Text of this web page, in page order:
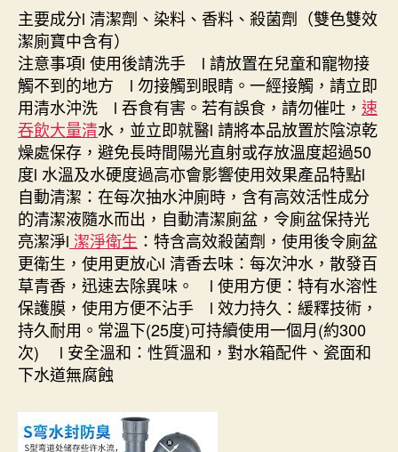
專
家，
渠
劑
通
渠
公
司，
通
渠
服
務
54485818
防
水
打
針，
高
中
主要成分l 清潔劑、染料、香料、殺菌劑（雙色雙效
潔廁寶中含有）
注意事項l 使用後請洗手 l 請放置在兒童和寵物接
觸不到的地方 l 勿接觸到眼睛。一經接觸，請立即
用清水沖洗 l 吞食有害。若有誤食，請勿催吐， 速
吞飲大量清水，並立即就醫l 請將本品放置於陰涼乾
燥處保存，避免長時間陽光直射或存放溫度超過50
度l 水溫及水硬度過高亦會影響使用效果產品特點l
自動清潔：在每次抽水沖廁時，含有高效活性成分
的清潔液隨水而出，自動清潔廁盆，令廁盆保持光
亮潔淨l 潔淨衛生 ：​​特含高效殺菌劑，使用後令廁盆
更衛生，使用更放心l 清香去味：每次沖水，散發百
草青香，迅速去除異味。 l 使用方便：特有水溶性
保護膜，使用方便不沾手 l 效力持久：緩釋技術，
持久耐用。常溫下(25度)可持續使用一個月(約300
次) l 安全溫和：性質溫和，對水箱配件、瓷面和
下水道無腐蝕